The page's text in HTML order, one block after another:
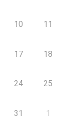
10 11
17 18
24 25
31 1